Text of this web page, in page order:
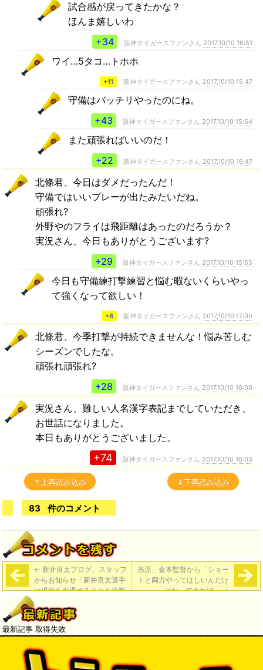
試合感が戻ってきたかな？
ほんま嬉しいわ
+34
阪神タイガースファンさん 2017,10/10 16:51
ワイ…5タコ…トホホ
+11 阪神タイガースファンさん 2017,10/10 15:47
守備はバッチリやったのにね。
+43
阪神タイガースファンさん 2017,10/10 15:54
また頑張ればいいのだ！
+22
阪神タイガースファンさん 2017,10/10 16:47
北條君、今日はダメだったんだ！
守備ではいいプレーが出たみたいだね。
頑張れ?
外野やのフライは飛距離はあったのだろうか？
実況さん、今日もありがとうございます?
+29
阪神タイガースファンさん 2017,10/10 15:55
今日も守備練打撃練習と悩む暇ないくらいやっ
て強くなって欲しい！
+8 阪神タイガースファンさん 2017,10/10 17:00
北條君、今季打撃が持続できませんな！悩み苦しむ
シーズンでしたな。
頑張れ頑張れ?
+28
阪神タイガースファンさん 2017,10/10 16:00
実況さん、難しい人名漢字表記までしていただき、
お世話になりました。
本日もありがとうございました。
+74 阪神タイガースファンさん 2017,10/10 16:03
↑上再読み込み ↓下再読み込み
83 件のコメント
← 新井良太ブログ、スタッフ
からお知らせ「新井良太選手
は現役を引退することを決断
いたしました。」「本人から
改めてブログを更新する予定
です」
糸原、金本監督から「ショー
トと両方やってほしいんだけ
どね、できれば」→
最新記事 取得失敗